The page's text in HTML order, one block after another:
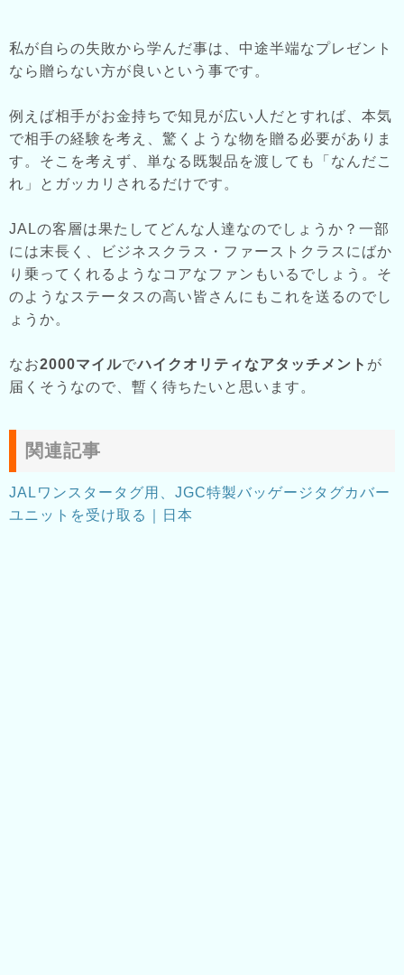
私が自らの失敗から学んだ事は、中途半端なプレゼント
なら贈らない方が良いという事です。
例えば相手がお金持ちで知見が広い人だとすれば、本気
で相手の経験を考え、驚くような物を贈る必要がありま
す。そこを考えず、単なる既製品を渡しても「なんだこ
れ」とガッカリされるだけです。
JALの客層は果たしてどんな人達なのでしょうか？一部
には末長く、ビジネスクラス・ファーストクラスにばか
り乗ってくれるようなコアなファンもいるでしょう。そ
のようなステータスの高い皆さんにもこれを送るのでし
ょうか。
なお2000マイルでハイクオリティなアタッチメント が
届くそうなので、暫く待ちたいと思います。
関連記事
JALワンスタータグ用、JGC特製バッゲージタグカバー
ユニットを受け取る｜日本